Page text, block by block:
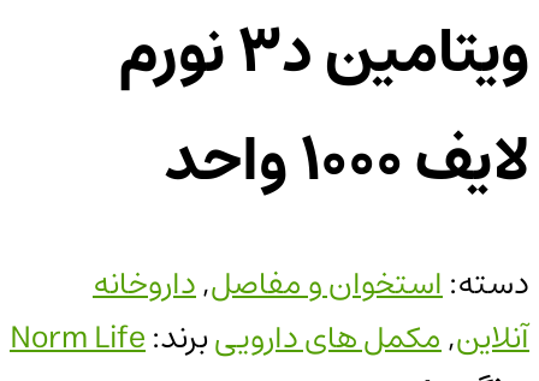
ویتامین د3 نورم
لایف 1000 واحد
دسته:استخوان و مفاصل,داروخانه
آنلاین,مکمل های داروییبرند:Norm Life